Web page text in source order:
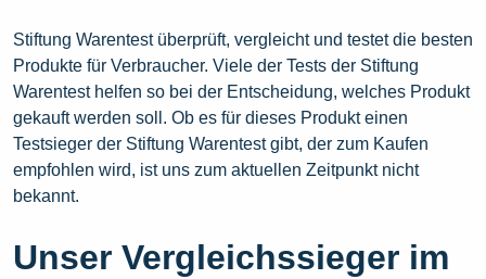
Stiftung Warentest überprüft, vergleicht und testet die besten
Produkte für Verbraucher. Viele der Tests der Stiftung
Warentest helfen so bei der Entscheidung, welches Produkt
gekauft werden soll. Ob es für dieses Produkt einen
Testsieger der Stiftung Warentest gibt, der zum Kaufen
empfohlen wird, ist uns zum aktuellen Zeitpunkt nicht
bekannt.
Unser Vergleichssieger im